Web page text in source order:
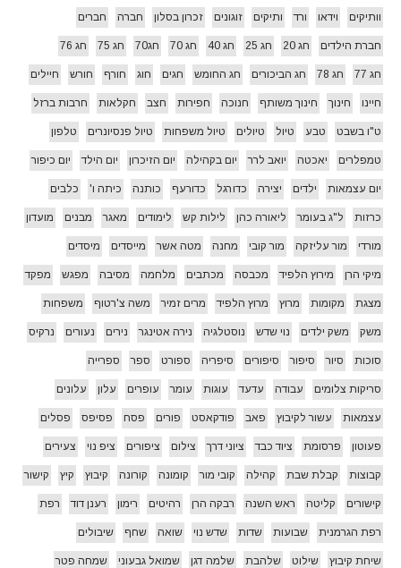
וותיקים וידאו ורד ותיקים זוגונים זכרון בסלון חברה חברים
חברת הילדים חג 20 חג 25 חג 40 חג 70 חג70 חג 75 חג 76
חג 77 חג 78 חג הביכורים חג החומש חגים חוג חורף חורש חיילים
חיינו חינוך חינוך משותף חנוכה חפירות חצב חקלאות חרבות ברזל
ט"ו בשבט טבע טיול טיולים טיול משפחות טיול פנסיונרים טלפון
טמפלרים יאכטה יואב לרר יום בקהילה יום הזיכרון יום הילד יום כיפור
יום עצמאות ילדים יצירה כדורגל כדורעף כותנה כיתה ו' כלבים
כרזות ל"ג בעומר ליאורה כהן לילות קש לימודים מאגר מבנים מועדון
מורדי מור עליזקה מור קובי מחנה מטה אשר מייסדים מיסדים
מיקי הרן מירוץ הלפיד מכבסה מכתבים מלחמה מסיבה מפגש מפקד
מצגת מקומות מרוץ מרוץ הלפיד מרים זמיר משה צ'רטוף משפחות
משק משק ילדים נוי שדש נוסטלגיה נירה אטינגר נירים נעורים נרקיס
סוכות סיור סיפור סיפורים סיפריה ספורט ספר ספרייה
סריקות צלומים עבודה עדעד עוגות עומר עופרים עלון עלונים
עצמאות עשור לקיבוץ פאב פודקאסט פורים פסח פסיפס פסלים
פעוטון פרסומת ציוד כבד ציוני דרך צילום ציפורים ציפ נוי צעירים
קבוצות קבלת שבת קהילה קובי מור קומונה קורונה קיבוץ קיץ קישור
קישורים קליטה ראש השנה רבקה הרן רהיטים רימון רענן דוד רפת
רפת הגרמנית שבועות שדות שדש נוי שואה שחף שיבולים
שיחת קיבוץ שילוט שלהבת שלמה דגן שמואל גבעוני שמחה פטר